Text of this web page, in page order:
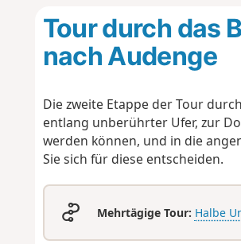
Tour durch das
nach Audenge
Die zweite Etappe der Tour
entlang unberührter Ufer, zur
werden können, und in die
Sie sich für diese entscheiden.
Mehrtägige Tour: Halbe